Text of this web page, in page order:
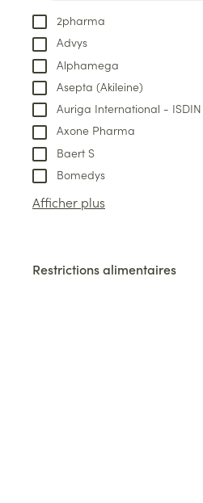
2pharma
Advys
Alphamega
Asepta (Akileine)
Auriga International - ISDIN
Axone Pharma
Baert S
Bomedys
Afficher plus
Restrictions alimentaires